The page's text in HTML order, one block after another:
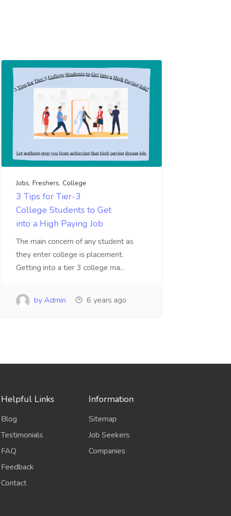
Jobs, Freshers, College
3 Tips for Tier-3
College Students to Get
into a High Paying Job
The main concern of any student as
they enter college is placement.
Getting into a tier 3 college ma...
by Admin 6 years ago
Helpful Links
Blog
Testimonials
FAQ
Feedback
Contact
Information
Sitemap
Job Seekers
Companies